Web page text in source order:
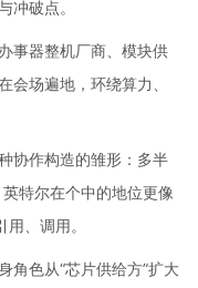
冲破点。
事器整机厂商、模块供
会场遍地，环绕算力、
协作构造的雏形：多半
特尔在个中的地位更像
、调用。
角色从“芯片供给方”扩大